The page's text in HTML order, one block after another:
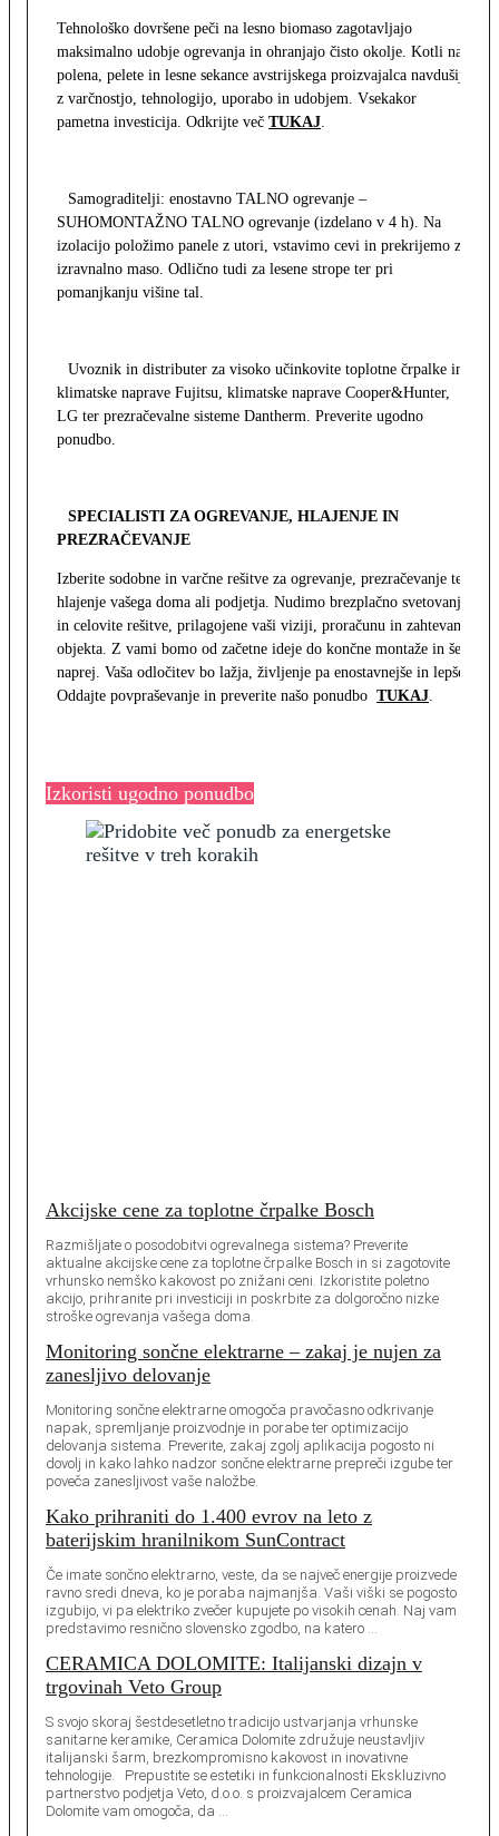
Tehnološko dovršene peči na lesno biomaso zagotavljajo
maksimalno udobje ogrevanja in ohranjajo čisto okolje. Kotli na
polena, pelete in lesne sekance avstrijskega proizvajalca navdušijo
z varčnostjo, tehnologijo, uporabo in udobjem. Vsekakor
pametna investicija. Odkrijte več TUKAJ.
Samograditelji: enostavno TALNO ogrevanje –
SUHOMONTAŽNO TALNO ogrevanje (izdelano v 4 h). Na
izolacijo položimo panele z utori, vstavimo cevi in prekrijemo z
izravnalno maso. Odlično tudi za lesene strope ter pri
pomanjkanju višine tal.
Uvoznik in distributer za visoko učinkovite toplotne črpalke in
klimatske naprave Fujitsu, klimatske naprave Cooper&Hunter,
LG ter prezračevalne sisteme Dantherm. Preverite ugodno
ponudbo.
SPECIALISTI ZA OGREVANJE, HLAJENJE IN
PREZRAČEVANJE
Izberite sodobne in varčne rešitve za ogrevanje, prezračevanje ter
hlajenje vašega doma ali podjetja. Nudimo brezplačno svetovanje
in celovite rešitve, prilagojene vaši viziji, proračunu in zahtevam
objekta. Z vami bomo od začetne ideje do končne montaže in še
naprej. Vaša odločitev bo lažja, življenje pa enostavnejše in lepše.
Oddajte povpraševanje in preverite našo ponudbo TUKAJ.
Izkoristi ugodno ponudbo
Akcijske cene za toplotne črpalke Bosch
Razmišljate o posodobitvi ogrevalnega sistema? Preverite
aktualne akcijske cene za toplotne črpalke Bosch in si zagotovite
vrhunsko nemško kakovost po znižani ceni. Izkoristite poletno
akcijo, prihranite pri investiciji in poskrbite za dolgoročno nizke
stroške ogrevanja vašega doma.
Monitoring sončne elektrarne – zakaj je nujen za
zanesljivo delovanje
Monitoring sončne elektrarne omogoča pravočasno odkrivanje
napak, spremljanje proizvodnje in porabe ter optimizacijo
delovanja sistema. Preverite, zakaj zgolj aplikacija pogosto ni
dovolj in kako lahko nadzor sončne elektrarne prepreči izgube ter
poveča zanesljivost vaše naložbe.
Kako prihraniti do 1.400 evrov na leto z
baterijskim hranilnikom SunContract
Če imate sončno elektrarno, veste, da se največ energije proizvede
ravno sredi dneva, ko je poraba najmanjša. Vaši viški se pogosto
izgubijo, vi pa elektriko zvečer kupujete po visokih cenah. Naj vam
predstavimo resnično slovensko zgodbo, na katero …
CERAMICA DOLOMITE: Italijanski dizajn v
trgovinah Veto Group
S svojo skoraj šestdesetletno tradicijo ustvarjanja vrhunske
sanitarne keramike, Ceramica Dolomite združuje neustavljiv
italijanski šarm, brezkompromisno kakovost in inovativne
tehnologije. Prepustite se estetiki in funkcionalnosti Ekskluzivno
partnerstvo podjetja Veto, d.o.o. s proizvajalcem Ceramica
Dolomite vam omogoča, da …